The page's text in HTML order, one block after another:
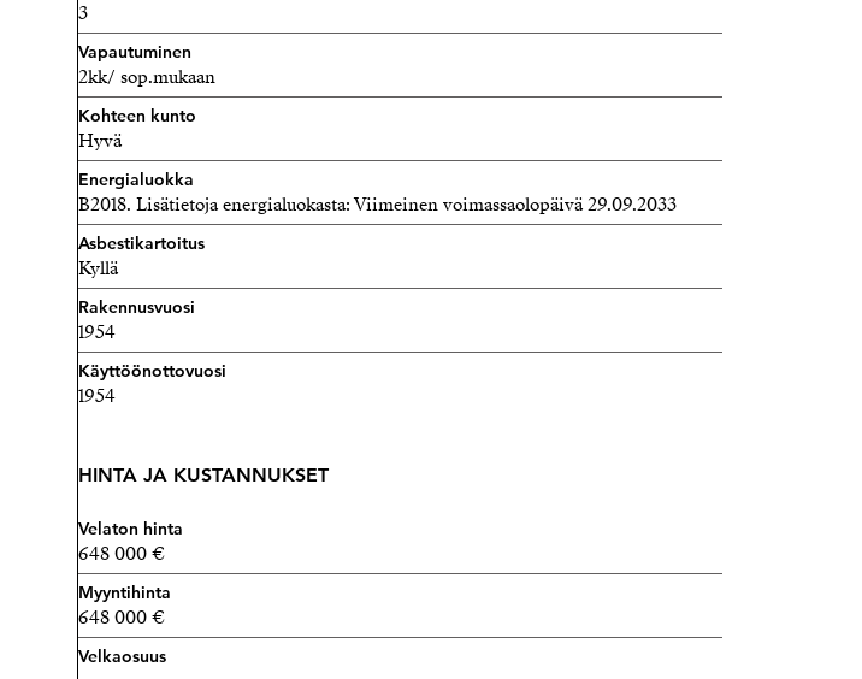
3
Vapautuminen
2kk/ sop.mukaan
Kohteen kunto
Hyvä
Energialuokka
B2018. Lisätietoja energialuokasta: Viimeinen voimassaolopäivä 29.09.2033
Asbestikartoitus
Kyllä
Rakennusvuosi
1954
Käyttöönottovuosi
1954
HINTA JA KUSTANNUKSET
Velaton hinta
648 000 €
Myyntihinta
648 000 €
Velkaosuus